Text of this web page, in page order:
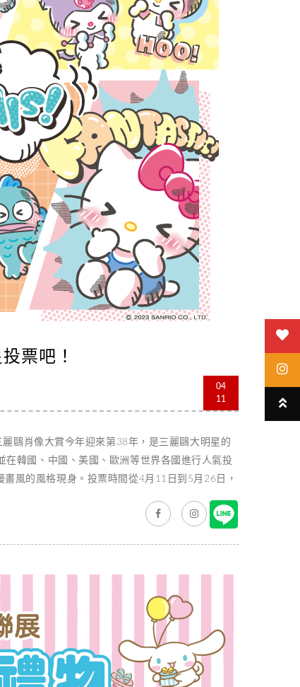
票吧！
04
11
鷗肖像大賞今年迎來第38年，是三麗鷗大明星的
韓國、中國、美國、歐洲等世界各國進行人氣投
風的風格現身。投票時間從4月11日到5月26日，
一探究竟。此外，近年來三麗鷗公司也和許多日